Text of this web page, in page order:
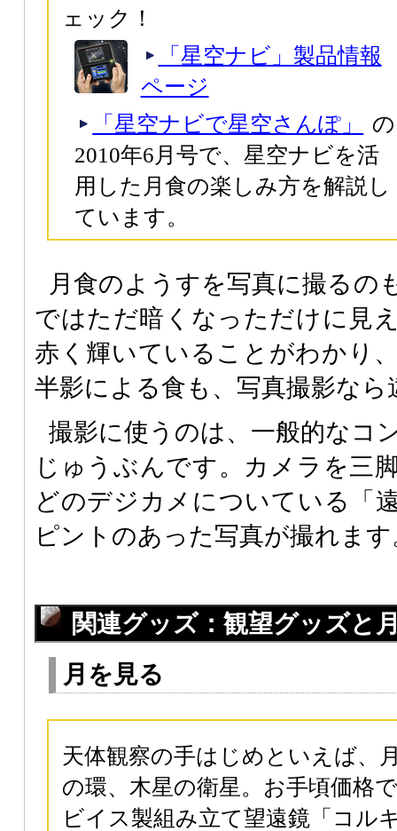
ェック！
「星空ナビ」製品情報
ページ
「星空ナビで星空さんぽ」
の
2010年6月号で、星空ナビを活
用した月食の楽しみ方を解説し
ています。
月食のようすを写真に撮るの
ではただ暗くなっただけに見
赤く輝いていることがわかり
半影による食も、写真撮影な
撮影に使うのは、一般的なコ
じゅうぶんです。カメラを三
どのデジカメについている「
ピントのあった写真が撮れます
関連グッズ：観望グッズと
月を見る
天体観察の手はじめといえば、
の環、木星の衛星。お手頃価格
ビイス製組み立て望遠鏡「コル